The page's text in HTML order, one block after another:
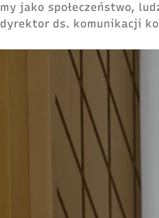
my jako społeczeństwo,
dyrektor ds. komunikacji